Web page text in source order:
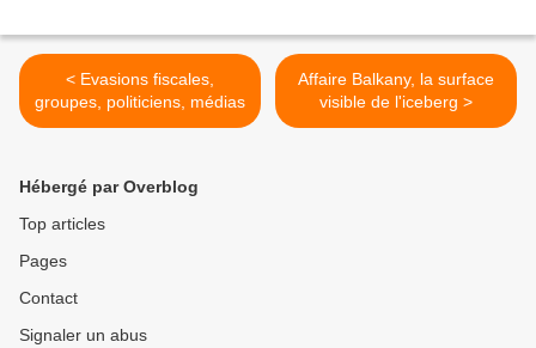
< Evasions fiscales,
groupes, politiciens, médias
Affaire Balkany, la surface
visible de l'iceberg >
Hébergé par Overblog
Top articles
Pages
Contact
Signaler un abus